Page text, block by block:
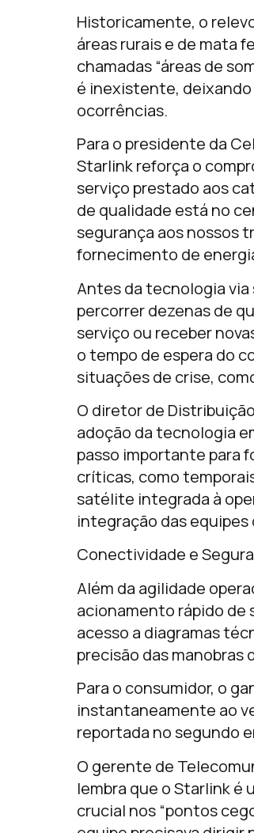
Historicamente, o
áreas rurais e de mata
chamadas “áreas de
é inexistente,
ocorrências.
Para o presidente da
Starlink reforça o
serviço prestado aos
de qualidade está no
segurança aos nossos
fornecimento de
Antes da tecnologia
percorrer dezenas de
serviço ou receber
o tempo de espera do
situações de crise,
O diretor de
adoção da tecnologia
passo importante para
críticas, como
satélite integrada à
integração das equipes
Conectividade e
Além da agilidade
acionamento rápido de
acesso a diagramas
precisão das
Para o consumidor, o
instantaneamente ao
reportada no segundo
O gerente de
lembra que o Starlink é
crucial nos “pontos